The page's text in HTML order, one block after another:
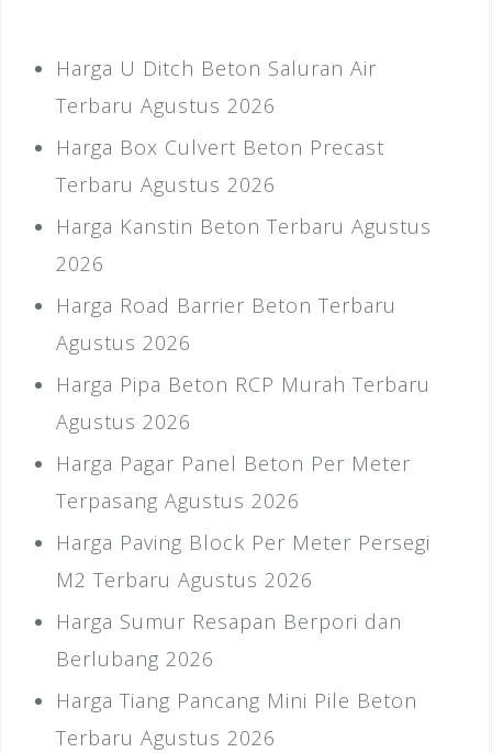
Harga U Ditch Beton Saluran Air
Terbaru Agustus 2026
Harga Box Culvert Beton Precast
Terbaru Agustus 2026
Harga Kanstin Beton Terbaru Agustus
2026
Harga Road Barrier Beton Terbaru
Agustus 2026
Harga Pipa Beton RCP Murah Terbaru
Agustus 2026
Harga Pagar Panel Beton Per Meter
Terpasang Agustus 2026
Harga Paving Block Per Meter Persegi
M2 Terbaru Agustus 2026
Harga Sumur Resapan Berpori dan
Berlubang 2026
Harga Tiang Pancang Mini Pile Beton
Terbaru Agustus 2026